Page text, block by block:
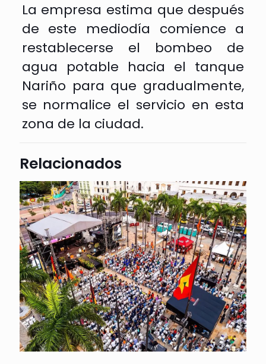
La empresa estima que después
de este mediodía comience a
restablecerse el bombeo de
agua potable hacia el tanque
Nariño para que gradualmente,
se normalice el servicio en esta
zona de la ciudad.
Relacionados